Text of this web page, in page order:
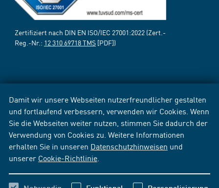
Damit wir unsere Webseiten nutzerfreundlicher gestalten
und fortlaufend verbessern, verwenden wir Cookies. Wenn
Sie die Webseiten weiter nutzen, stimmen Sie dadurch der
Verwendung von Cookies zu. Weitere Informationen
erhalten Sie in unseren Datenschutzhinweisen und
unserer Cookie-Richtlinie
Zertifiziert nach DIN EN ISO/IEC 27001:2022 (Zert.-
Reg.-Nr.: 12 310 69718 TMS [PDF])